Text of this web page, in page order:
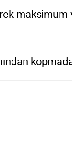
maksimum